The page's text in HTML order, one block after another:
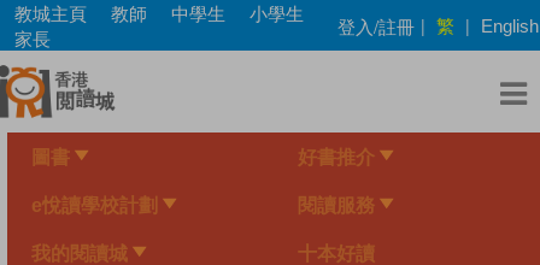
Skip
main
content
教城主頁 教師 中學生
小學生
家長
登入/註冊 | 繁 | English
圖書 好書推介
e悅讀學校計劃 閱讀服務
我的閱讀城 十本好讀